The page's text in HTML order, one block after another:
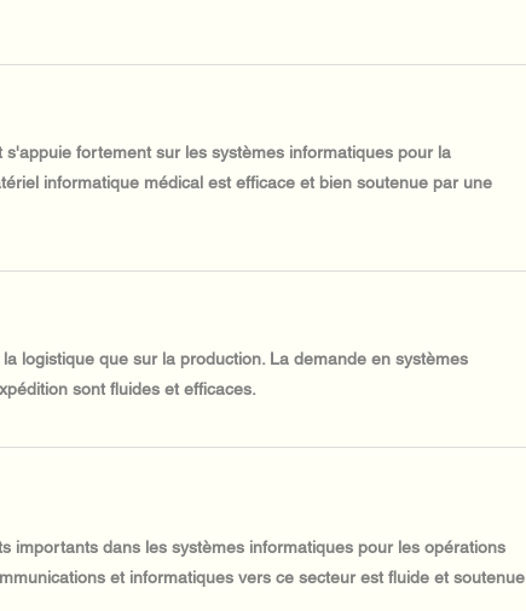
fortement sur les systèmes informatiques pour la
informatique médical est efficace et bien soutenue par une
logistique que sur la production. La demande en systèmes
sont fluides et efficaces.
importants dans les systèmes informatiques pour les opérations
et informatiques vers ce secteur est fluide et soutenue